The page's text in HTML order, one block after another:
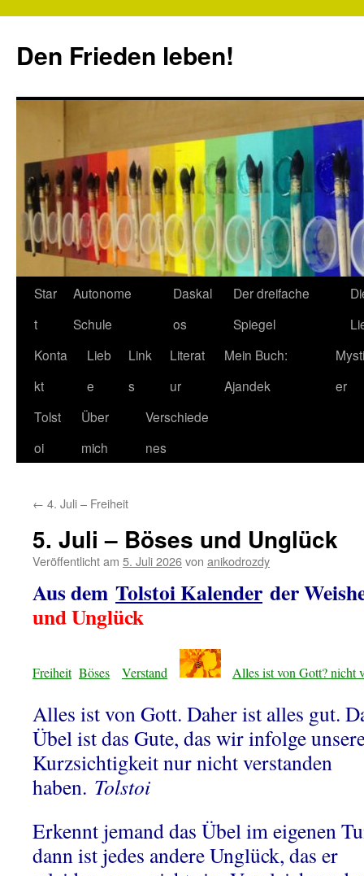
springen
Den Frieden leben!
Star
t
Autonome
Schule
Daskal
os
Der dreifache
Spiegel
Konta
kt
Lieb
e
Link
s
Literat
ur
Mein Buch:
Ajandek
er
Tolst
oi
Über
mich
Verschiede
nes
← 4. Juli – Freiheit
5. Juli – Böses und Unglück
Veröffentlicht am 5. Juli 2026von anikodrozdy
Aus dem Tolstoi Kalender der
und Unglück
Freiheit Böses Verstand Alles ist von Gott? nicht
Alles ist von Gott. Daher ist alles gut.
Übel ist das Gute, das wir infolge
Kurzsichtigkeit nur nicht verstanden
haben. Tolstoi
Erkennt jemand das Übel im eigenen
dann ist jedes andere Unglück, das er